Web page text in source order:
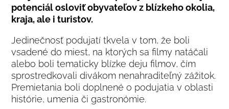
potenciál osloviť obyvateľov z blízkeho okolia,
kraja, ale i turistov.
Jedinečnosť podujatí tkvela v tom, že boli
vsadené do miest, na ktorých sa filmy natáčali
alebo boli tematicky blízke deju filmov, čím
sprostredkovali divákom nenahraditeľný zážitok.
Premietania boli doplnené o podujatia v oblasti
histórie, umenia či gastronómie.